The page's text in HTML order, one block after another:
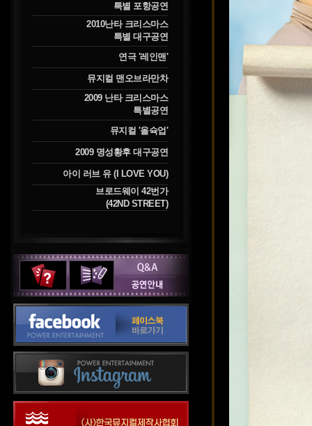
특별 포항공연
2010난타 크리스마스
특별 대구공연
연극 '레인맨'
뮤지컬 맨오브라만차
2009 난타 크리스마스
특별공연
뮤지컬 '올슉업'
2009 명성황후 대구공연
아이 러브 유 (I LOVE YOU)
브로드웨이 42번가
(42ND STREET)